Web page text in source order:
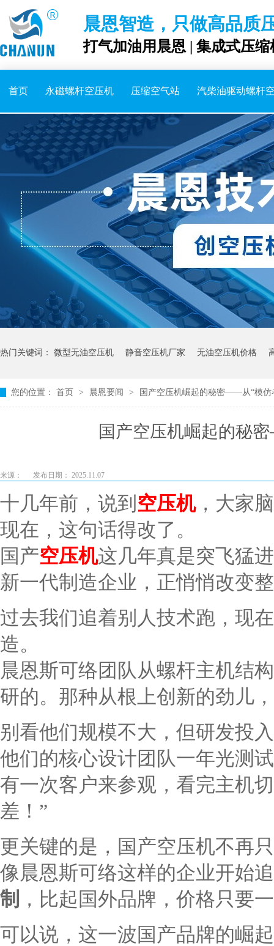
晨恩智造，只做高品质
打气加油用晨恩 | 集成式压
首页 永磁螺杆空压机 压缩空气站 汽柴油驱动螺杆
热门关键词： 微型无油空压机 静音空压机厂家 无油空压机价格
您的位置： 首页 > 晨恩要闻 > 国产空压机崛起的秘密——从“模仿
国产空压机崛起的秘
来源： 发布日期： 2025.11.07
十几年前，说到 空压机，大家
现在，这句话得改了。
国产空压机这几年真是突飞猛
新一代制造企业，正悄悄改变
过去我们追着别人技术跑，现
造。
晨恩斯可络团队从螺杆主机结
研的。那种从根上创新的劲儿
别看他们规模不大，但研发投
他们的核心设计团队一年光测
有一次客户来参观，看完主机
差！”
更关键的是，国产空压机不再
像晨恩斯可络这样的企业开始
制 ，比起国外品牌，价格只要
可以说，这一波国产品牌的崛